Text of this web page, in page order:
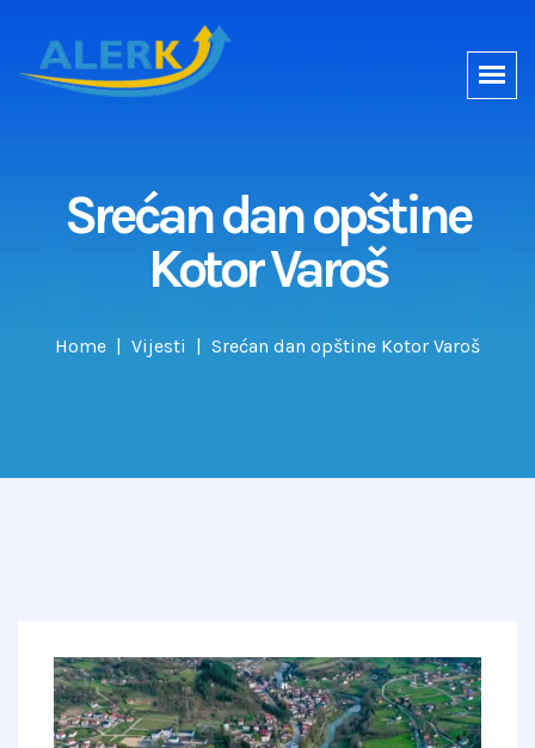
Srećan dan opštine
Kotor Varoš
Home Vijesti Srećan dan opštine Kotor Varoš